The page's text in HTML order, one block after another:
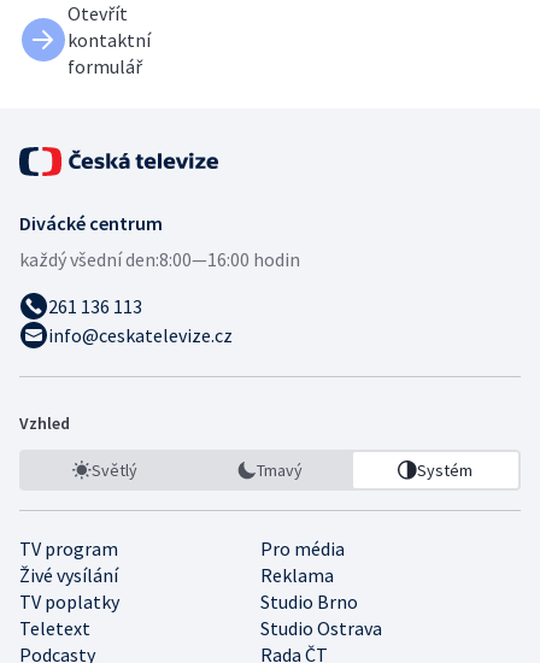
Otevřít
kontaktní
formulář
Divácké centrum
každý všední den:8:00—16:00 hodin
261 136 113
info@ceskatelevize.cz
Vzhled
Světlý Tmavý Systém
TV program
Pro média
Živé vysílání
Reklama
TV poplatky
Studio Brno
Teletext
Studio Ostrava
Podcasty
Rada ČT